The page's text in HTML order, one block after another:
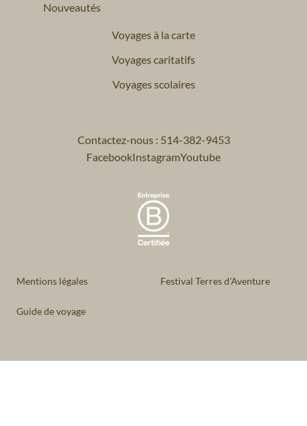
Nouveautés
Voyages à la carte
Voyages caritatifs
Voyages scolaires
Contactez-nous : 514-382-9453
FacebookInstagramYoutube
Mentions légales Festival Terres d'Aventure
Guide de voyage